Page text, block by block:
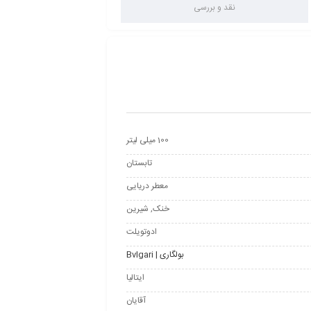
نقد و بررسی
100 میلی لیتر
تابستان
معطر دریایی
خنک, شیرین
ادوتویلت
بولگاری | Bvlgari
ایتالیا
آقایان